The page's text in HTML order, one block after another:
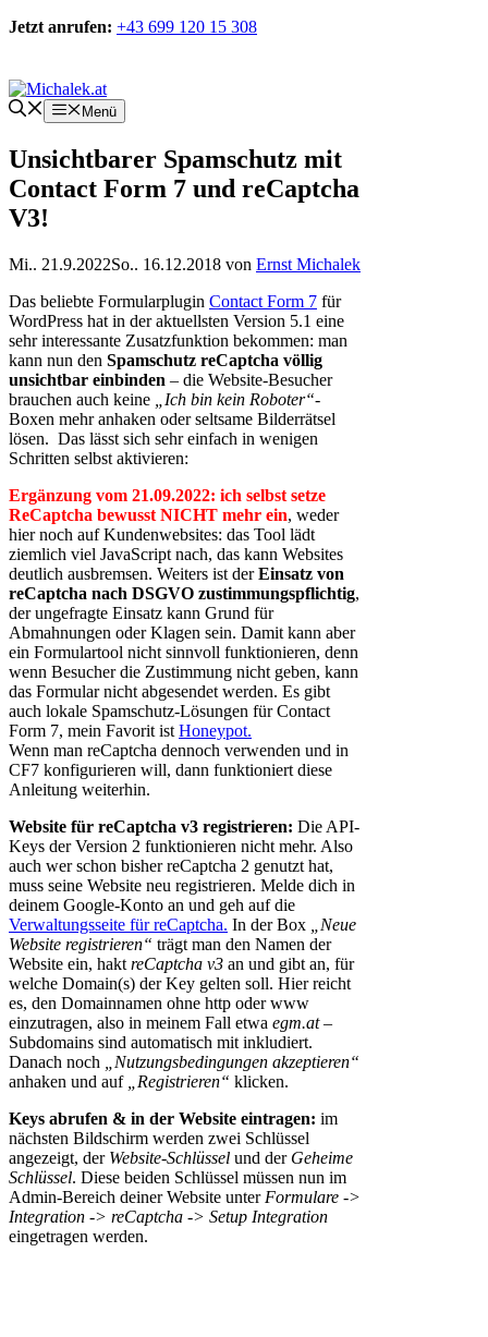
Zum
Jetzt anrufen: +43 699 120 15 308
Menü
Unsichtbarer Spamschutz mit
Contact Form 7 und reCaptcha
V3!
Mi.. 21.9.2022So.. 16.12.2018 von Ernst Michalek
Das beliebte Formularplugin Contact Form 7 für
WordPress hat in der aktuellsten Version 5.1 eine
sehr interessante Zusatzfunktion bekommen: man
kann nun den Spamschutz reCaptcha völlig
unsichtbar einbinden – die Website-Besucher
brauchen auch keine
„Ich bin kein Roboter“-
Boxen mehr anhaken oder seltsame Bilderrätsel
lösen. Das lässt sich sehr einfach in wenigen
Schritten selbst aktivieren:
Ergänzung vom 21.09.2022: ich selbst setze
ReCaptcha bewusst NICHT mehr ein, weder
hier noch auf Kundenwebsites: das Tool lädt
ziemlich viel JavaScript nach, das kann Websites
deutlich ausbremsen. Weiters ist derEinsatz von
reCaptcha nach DSGVO zustimmungspflichtig,
der ungefragte Einsatz kann Grund für
Abmahnungen oder Klagen sein. Damit kann aber
ein Formulartool nicht sinnvoll funktionieren, denn
wenn Besucher die Zustimmung nicht geben, kann
das Formular nicht abgesendet werden. Es gibt
auch lokale Spamschutz-Lösungen für Contact
Form 7, mein Favorit ist Honeypot.
Wenn man reCaptcha dennoch verwenden und in
CF7 konfigurieren will, dann funktioniert diese
Anleitung weiterhin.
Website für reCaptcha v3 registrieren: Die API-
Keys der Version 2 funktionieren nicht mehr. Also
auch wer schon bisher reCaptcha 2 genutzt hat,
muss seine Website neu registrieren. Melde dich in
deinem Google-Konto an und geh auf die
Verwaltungsseite für reCaptcha. In der Box
„Neue
Website registrieren“ trägt man den Namen der
Website ein, hakt reCaptcha v3 an und gibt an, für
welche Domain(s) der Key gelten soll. Hier reicht
es, den Domainnamen ohne http oder www
einzutragen, also in meinem Fall etwa egm.at–
Subdomains sind automatisch mit inkludiert.
Danach noch
„Nutzungsbedingungen akzeptieren“
anhaken und auf
„Registrieren“ klicken.
Keys abrufen & in der Website eintragen: im
nächsten Bildschirm werden zwei Schlüssel
angezeigt, der Website-Schlüssel und der Geheime
Schlüssel. Diese beiden Schlüssel müssen nun im
Admin-Bereich deiner Website unter Formulare ->
Integration -> reCaptcha -> Setup Integration
eingetragen werden.